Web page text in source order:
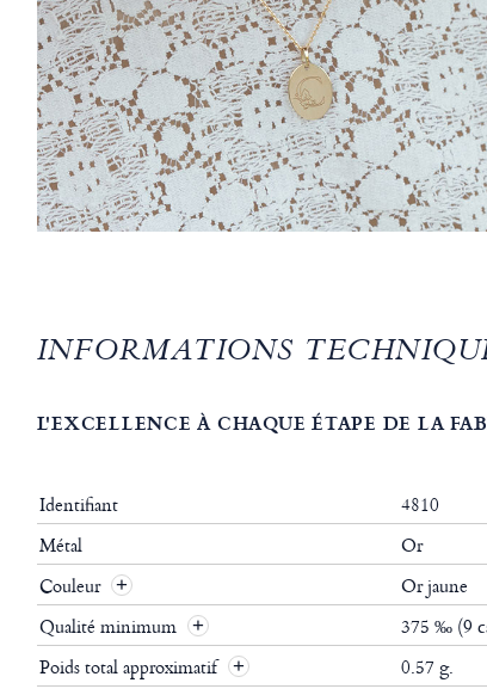
INFORMATIONS
L'EXCELLENCE À CHAQUE ÉTAPE DE LA
Identifiant
4810
Métal
Or
Couleur
Or jaune
Qualité minimum
375 ‰ (9
Poids total approximatif
0.57 g.